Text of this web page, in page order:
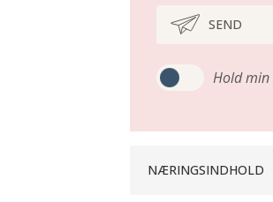
SEND
Hold
NÆRINGSINDHOLD